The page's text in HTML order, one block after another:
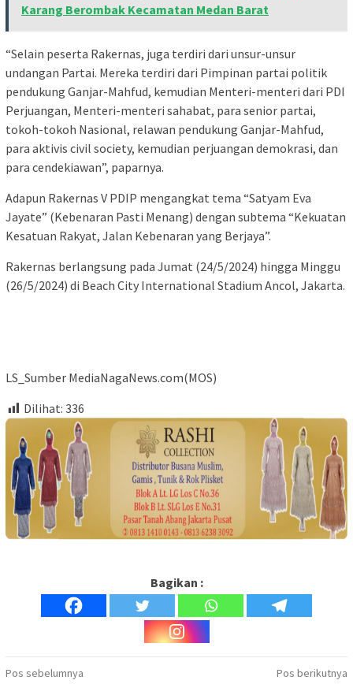
Karang Berombak Kecamatan Medan Barat
“Selain peserta Rakernas, juga terdiri dari unsur-unsur
undangan Partai. Mereka terdiri dari Pimpinan partai politik
pendukung Ganjar-Mahfud, kemudian Menteri-menteri dari PDI
Perjuangan, Menteri-menteri sahabat, para senior partai,
tokoh-tokoh Nasional, relawan pendukung Ganjar-Mahfud,
para aktivis civil society, kemudian perjuangan demokrasi, dan
para cendekiawan”, paparnya.
Adapun Rakernas V PDIP mengangkat tema “Satyam Eva
Jayate” (Kebenaran Pasti Menang) dengan subtema “Kekuatan
Kesatuan Rakyat, Jalan Kebenaran yang Berjaya”.
Rakernas berlangsung pada Jumat (24/5/2024) hingga Minggu
(26/5/2024) di Beach City International Stadium Ancol, Jakarta.
LS_Sumber MediaNagaNews.com(MOS)
Dilihat: 336
Bagikan :
Navigasi
Pos sebelumnya
Pos berikutnya